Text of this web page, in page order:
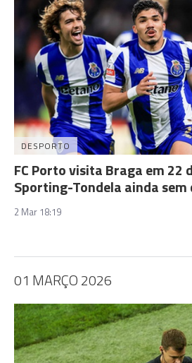
DESPORTO
FC Porto visita Braga em 22
Sporting-Tondela ainda sem
2 Mar 18:19
01 MARÇO 2026